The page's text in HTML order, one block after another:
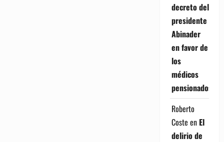
decreto del
presidente
Abinader
en favor de
los
médicos
pensionados
Roberto
Coste en El
delirio de